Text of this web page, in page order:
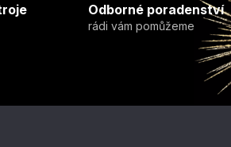
Odborné poradenství
rádi vám pomůžeme